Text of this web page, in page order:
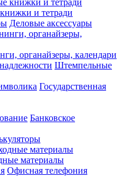
и тетради
Деловые аксессуары
органайзеры, календари
Штемпельные
Государственная
Банковское
материалы
Офисная телефония